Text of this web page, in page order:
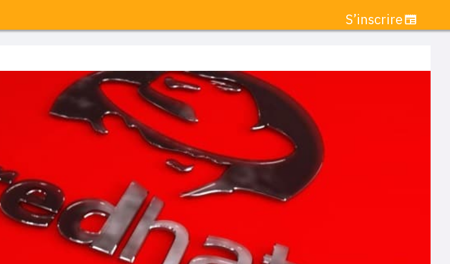
S’inscrire